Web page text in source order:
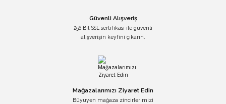
Güvenli Alışveriş
256 Bit SSL sertifikası ile güvenli
alışverişin keyfini çıkarın.
Mağazalarımızı Ziyaret Edin
Büyüyen mağaza zincirlerimizi